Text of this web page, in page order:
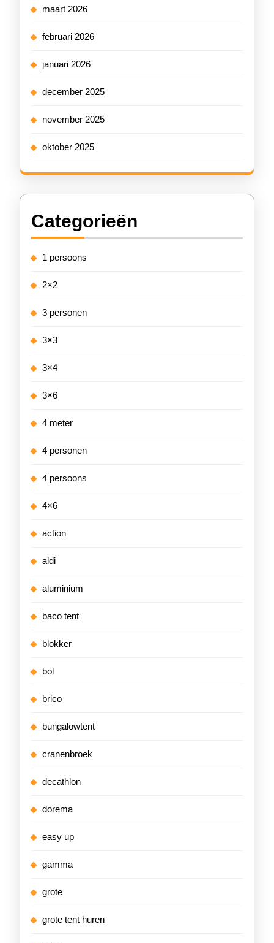
maart 2026
februari 2026
januari 2026
december 2025
november 2025
oktober 2025
Categorieën
1 persoons
2×2
3 personen
3×3
3×4
3×6
4 meter
4 personen
4 persoons
4×6
action
aldi
aluminium
baco tent
blokker
bol
brico
bungalowtent
cranenbroek
decathlon
dorema
easy up
gamma
grote
grote tent huren